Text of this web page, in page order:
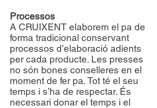
Processos
A CRUIXENT elaborem el pa de
forma tradicional conservant
processos d’elaboració adients
per cada producte. Les presses
no són bones conselleres en el
moment de fer pa. Tot té el seu
temps i s’ha de respectar. És
necessari donar el temps i el